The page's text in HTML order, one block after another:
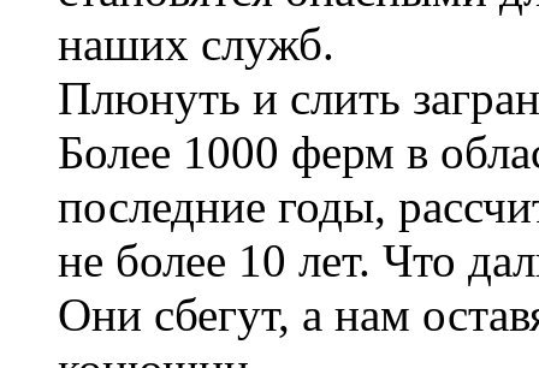
наших служб.
Плюнуть и слить
Более 1000 ферм в
последние годы,
не более 10 лет. Что
Они сбегут, а нам